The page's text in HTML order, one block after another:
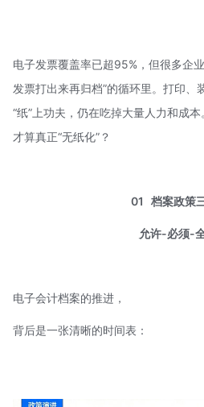
电子发票覆盖率已超95%，但很多企
发票打出来再归档”的循环里。打印
“纸”上功夫，仍在吃掉大量人力和成
才算真正“无纸化”？
01 档案政策
允许-必须-全
电子会计档案的推进，
背后是一张清晰的时间表：